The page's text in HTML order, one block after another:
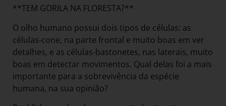
**TEM GORILA NA FLORESTA?**
O olho humano possui dois tipos de células: as
células-cone, na parte frontal e muito boas em ver
detalhes, e as células-bastonetes, nas laterais, muito
boas em detectar movimentos. Qual delas foi a mais
importante para a sobrevivência da espécie
humana, na sua opinião?